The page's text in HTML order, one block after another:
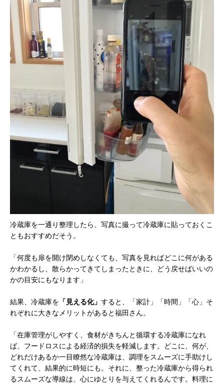
冷蔵庫を一通り整理したら、写真に撮って冷蔵庫に貼っておくこ
ともおすすめだそう。
「何度も扉を開け閉めしなくても、写真を見ればどこに何がある
かわかるし、散らかってきてしまったときに、どう戻せばいいの
かの目安にもなります」
結果、冷蔵庫を 「見える化」 すると、「家計」「時間」「心」そ
れぞれに大きなメリットがあると福田さん。
「在庫管理がしやすく、食材がきちんと循環する冷蔵庫になれ
ば、フードロスによる経済的損失を軽減します。どこに、何が、
どれだけあるか一目瞭然な冷蔵庫は、調理をスムーズに手助けし
てくれて、結果的に時短にも。それに、整った冷蔵庫から得られ
るスムーズな導線は、心にゆとりを与えてくれるんです。料理に